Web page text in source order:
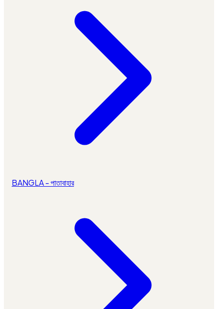
BANGLA - পাতাবাহার